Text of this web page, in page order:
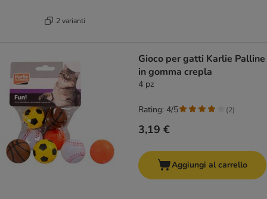
2 varianti
Gioco per gatti Karlie Palline
in gomma crepla
4 pz
3,19 €
Rating: 4/5 (2)
Aggiungi al carrello